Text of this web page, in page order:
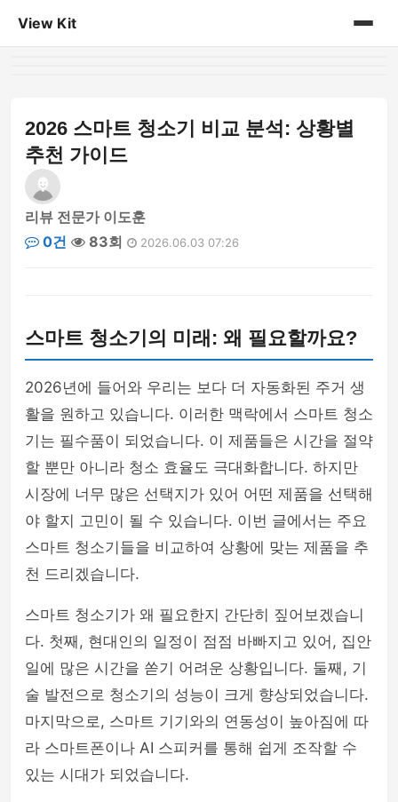
View Kit
2026 스마트 청소기 비교 분석: 상황별
추천 가이드
리뷰 전문가 이도훈
0건
83회 2026.06.03 07:26
스마트 청소기의 미래: 왜 필요할까요?
2026년에 들어와 우리는 보다 더 자동화된 주거 생
활을 원하고 있습니다. 이러한 맥락에서 스마트 청소
기는 필수품이 되었습니다. 이 제품들은 시간을 절약
할 뿐만 아니라 청소 효율도 극대화합니다. 하지만
시장에 너무 많은 선택지가 있어 어떤 제품을 선택해
야 할지 고민이 될 수 있습니다. 이번 글에서는 주요
스마트 청소기들을 비교하여 상황에 맞는 제품을 추
천 드리겠습니다.
스마트 청소기가 왜 필요한지 간단히 짚어보겠습니
다. 첫째, 현대인의 일정이 점점 바빠지고 있어, 집안
일에 많은 시간을 쏟기 어려운 상황입니다. 둘째, 기
술 발전으로 청소기의 성능이 크게 향상되었습니다.
마지막으로, 스마트 기기와의 연동성이 높아짐에 따
라 스마트폰이나 AI 스피커를 통해 쉽게 조작할 수
있는 시대가 되었습니다.